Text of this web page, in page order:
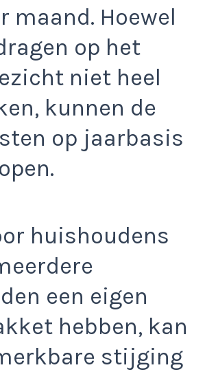
maand. Hoewel
op het
niet heel
kunnen de
op jaarbasis
huishoudens
een eigen
hebben, kan
stijging